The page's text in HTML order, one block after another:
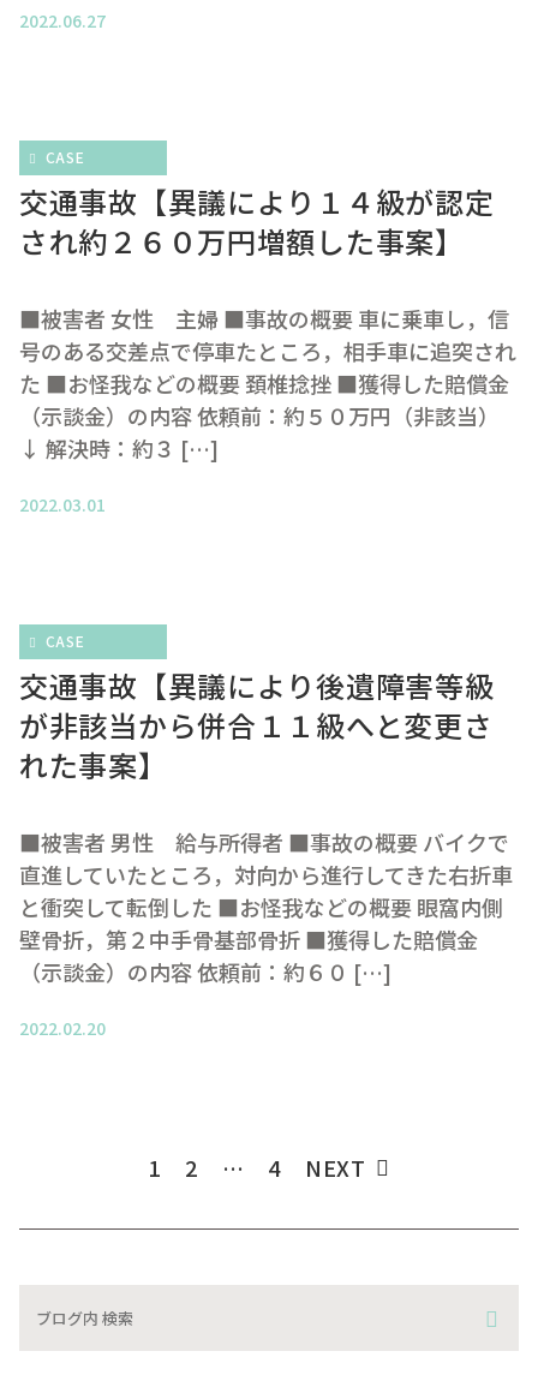
2022.06.27
CASE
交通事故【異議により１４級が認定
され約２６０万円増額した事案】
■被害者 女性 主婦 ■事故の概要 車に乗車し，信
号のある交差点で停車たところ，相手車に追突され
た ■お怪我などの概要 頚椎捻挫 ■獲得した賠償金
（示談金）の内容 依頼前：約５０万円（非該当）
↓ 解決時：約３ […]
2022.03.01
CASE
交通事故【異議により後遺障害等級
が非該当から併合１１級へと変更さ
れた事案】
■被害者 男性 給与所得者 ■事故の概要 バイクで
直進していたところ，対向から進行してきた右折車
と衝突して転倒した ■お怪我などの概要 眼窩内側
壁骨折，第２中手骨基部骨折 ■獲得した賠償金
（示談金）の内容 依頼前：約６０ […]
2022.02.20
1 2 … 4 NEXT